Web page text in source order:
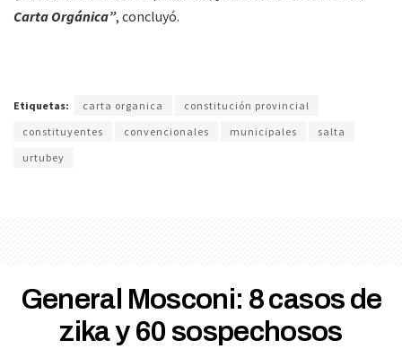
Carta Orgánica”, concluyó.
Etiquetas: carta organica
constitución provincial
constituyentes
convencionales municipales
salta
urtubey
General Mosconi: 8 casos de
zika y 60 sospechosos